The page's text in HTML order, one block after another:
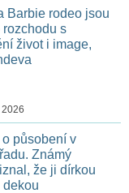
Barbie rodeo jsou
rozchodu s
život i image,
působení v
Známý
že ji dírkou